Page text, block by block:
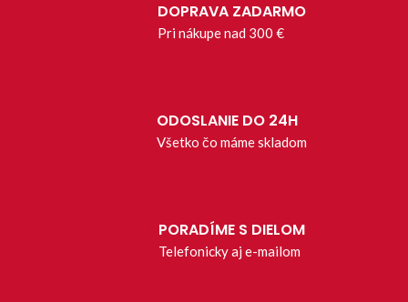
DOPRAVA ZADARMO
Pri nákupe nad 300 €
ODOSLANIE DO 24H
Všetko čo máme skladom
PORADÍME S DIELOM
Telefonicky aj e-mailom